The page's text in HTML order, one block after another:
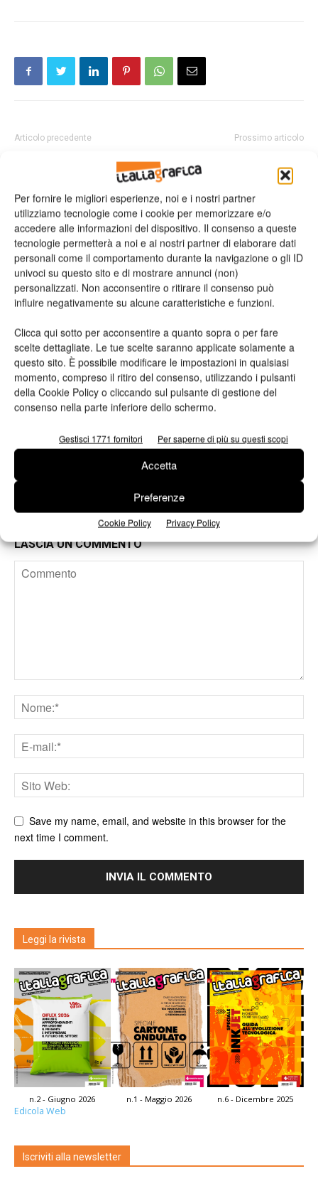
Per fornire le migliori esperienze, noi e i nostri partner
utilizziamo tecnologie come i cookie per memorizzare e/o
accedere alle informazioni del dispositivo. Il consenso a queste
tecnologie permetterà a noi e ai nostri partner di elaborare dati
personali come il comportamento durante la navigazione o gli ID
univoci su questo sito e di mostrare annunci (non)
personalizzati. Non acconsentire o ritirare il consenso può
influire negativamente su alcune caratteristiche e funzioni.
Clicca qui sotto per acconsentire a quanto sopra o per fare
scelte dettagliate. Le tue scelte saranno applicate solamente a
questo sito. È possibile modificare le impostazioni in qualsiasi
momento, compreso il ritiro del consenso, utilizzando i pulsanti
della Cookie Policy o cliccando sul pulsante di gestione del
consenso nella parte inferiore dello schermo.
Gestisci 1771 fornitori Per saperne di più su questi scopi
Accetta
Preferenze
Cookie Policy Privacy Policy
Articolo precedente
dell’e-commerce: il caso
presentato come best practice
a Netcomm
Prossimo articolo
digitalizzazione e produzione
ibrida
ARTICOLI CORRELATI ALTRO DALL'AUTORE
Viscom 2026 cambia volto: debutta il
nuovo format Exhibition & Conference
Assografici celebra 80 anni, a Milano
due giornate dedicate al futuro della
filiera grafica e cartotecnica
digitale e nuove tecnologie: approvata
la strategia 2026
LASCIA UN COMMENTO
Save my name, email, and website in this browser for the
next time I comment.
Leggi la rivista
n.2 - Giugno 2026 n.1 - Maggio 2026 n.6 - Dicembre 2025
Edicola Web
Iscriviti alla newsletter